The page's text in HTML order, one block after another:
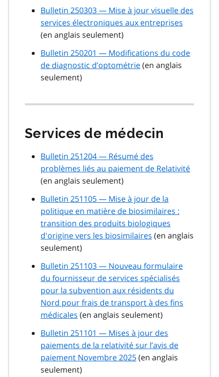
Bulletin 250303 — Mise à jour visuelle des
services électroniques aux entreprises
(en anglais seulement)
Bulletin 250201 — Modifications du code
de diagnostic d’optométrie(en anglais
seulement)
Services de médecin
Bulletin 251204 — Résumé des
problèmes liés au paiement de Relativité
(en anglais seulement)
Bulletin 251105 — Mise à jour de la
politique en matière de biosimilaires :
transition des produits biologiques
d'origine vers les biosimilaires (en anglais
seulement)
Bulletin 251103 — Nouveau formulaire
du fournisseur de services spécialisés
pour la subvention aux résidents du
Nord pour frais de transport à des fins
médicales (en anglais seulement)
Bulletin 251101 — Mises à jour des
paiements de la relativité sur l’avis de
paiement Novembre 2025(en anglais
seulement)